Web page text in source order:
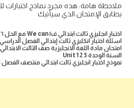
ملاحظة هامة: هذه مجرد نماذج اختبارات
يطابق الإمتحان الذي سيأتيك
اختبار انجليزي ثالث ابتدائي ف١ We can مع الحل ١٤٤٦
اسئلة اختبار انكليزي ثالث إبتدائي الفصل
امتحان مادة اللغة الانجليزية صف الثالث
السنة الوحدة Unit 1 2 3
نموذج اختبار انجليزي ثالث ابتدائي منتصف الفصل